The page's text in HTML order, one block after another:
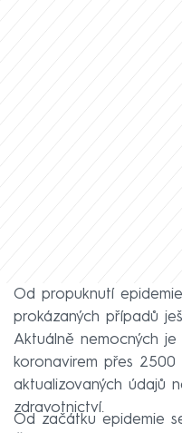
Od propuknutí
prokázaných případů
Aktuálně nemocných
koronavirem přes
aktualizovaných údajů
zdravotnictví.
Od začátku epidemie